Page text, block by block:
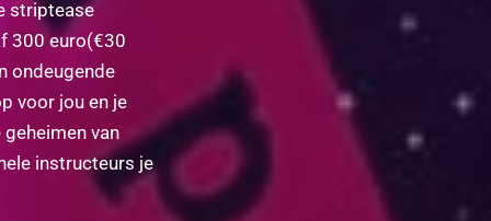
striptease
300 euro(€30
ondeugende
voor jou en je
van
instructeurs je